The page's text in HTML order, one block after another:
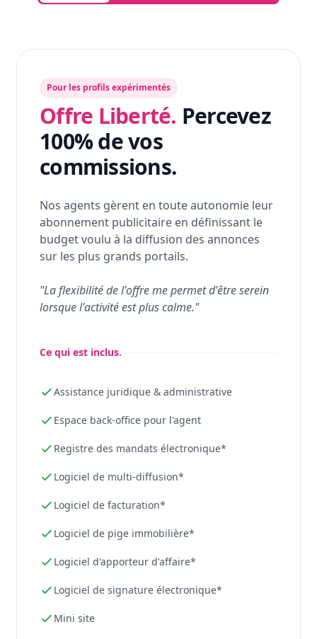
Pour les profils expérimentés
Offre Liberté. Percevez
100% de vos
commissions.
Nos agents gèrent en toute autonomie leur
abonnement publicitaire en définissant le
budget voulu à la diffusion des annonces
sur les plus grands portails.
"La flexibilité de l'offre me permet d'être serein
lorsque l'activité est plus calme."
Ce qui est inclus.
Assistance juridique & administrative
Espace back-office pour l'agent
Registre des mandats électronique*
Logiciel de multi-diffusion*
Logiciel de facturation*
Logiciel de pige immobilière*
Logiciel d'apporteur d'affaire*
Logiciel de signature électronique*
Mini site